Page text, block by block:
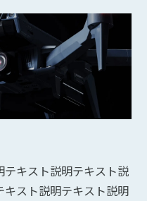
キスト説明テキスト説
スト説明テキスト説明